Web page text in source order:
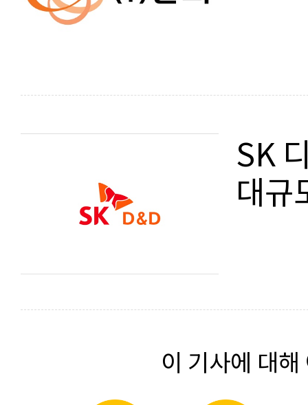
SK
대규
이 기사에 대